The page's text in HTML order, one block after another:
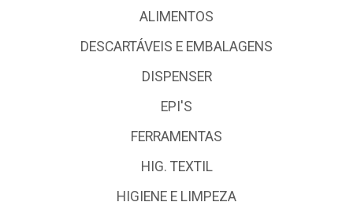
ALIMENTOS
DESCARTÁVEIS E EMBALAGENS
DISPENSER
EPI'S
FERRAMENTAS
HIG. TEXTIL
HIGIENE E LIMPEZA